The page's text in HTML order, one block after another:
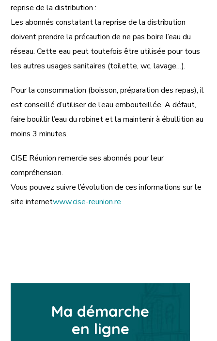
reprise de la distribution :
Les abonnés constatant la reprise de la distribution
doivent prendre la précaution de ne pas boire l’eau du
réseau. Cette eau peut toutefois être utilisée pour tous
les autres usages sanitaires (toilette, wc, lavage…).
Pour la consommation (boisson, préparation des repas), il
est conseillé d’utiliser de l’eau embouteillée. A défaut,
faire bouillir l’eau du robinet et la maintenir à ébullition au
moins 3 minutes.
CISE Réunion remercie ses abonnés pour leur
compréhension.
Vous pouvez suivre l’évolution de ces informations sur le
site internetwww.cise-reunion.re
Ma démarche
en ligne